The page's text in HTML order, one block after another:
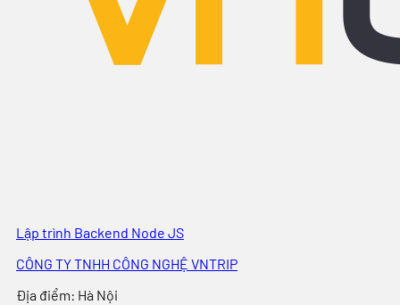
Lập trình Backend Node JS
CÔNG TY TNHH CÔNG NGHỆ VNTRIP
Địa điểm: Hà Nội